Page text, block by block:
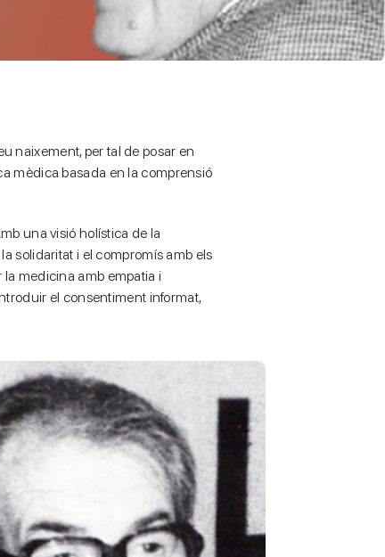
naixement, per tal de posar en
mèdica basada en la comprensió
una visió holística de la
solidaritat i el compromís amb els
medicina amb empatia i
el consentiment informat,